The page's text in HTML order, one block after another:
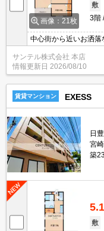
画像：21枚
敷
3階
中心街から近いお洒
ネット無料です。
サンテル株式会社 本店
情報更新日 2026/08/10
賃貸マンション EXESS
日
宮
築
5.1
敷